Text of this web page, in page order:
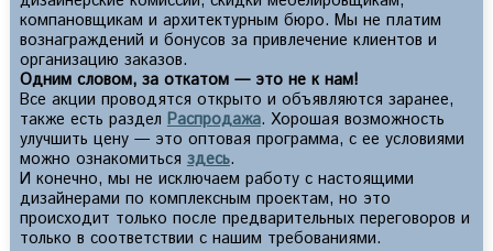
компановщикам и архитектурным бюро. Мы не платим
вознаграждений и бонусов за привлечение клиентов и
организацию заказов.
Одним словом, за откатом — это не к нам!
Все акции проводятся открыто и объявляются заранее,
также есть раздел Распродажа. Хорошая возможность
улучшить цену — это оптовая программа, с ее условиями
можно ознакомиться здесь.
И конечно, мы не исключаем работу с настоящими
дизайнерами по комплексным проектам, но это
происходит только после предварительных переговоров и
только в соответствии с нашим требованиями.